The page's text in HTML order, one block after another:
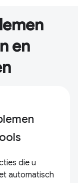
en
die u
automatisch